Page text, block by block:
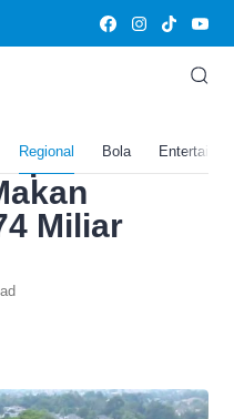
Regional Bola
Fasilitas
Miliar